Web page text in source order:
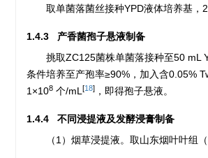
取单菌落菌丝接种YPD液体培养基
1.4.3 产香菌孢子悬液制备
挑取ZC125菌株单菌落接种至50 mL
条件培养至产孢率≥90%，加入含0.05%
1×108 个/mL [18] ，即得孢子悬液。
1.4.4 不同浸提液及发酵浸膏制备
（1）烟草浸提液。取山东烟叶叶